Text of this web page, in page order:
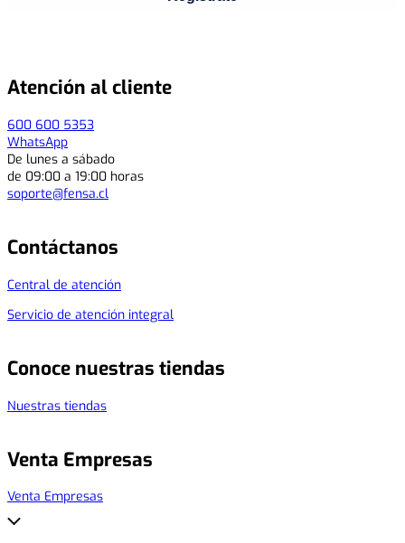
Atención al cliente
600 600 5353
WhatsApp
De lunes a sábado
de 09:00 a 19:00 horas
soporte@fensa.cl
Contáctanos
Central de atención
Servicio de atención integral
Conoce nuestras tiendas
Nuestras tiendas
Venta Empresas
Venta Empresas